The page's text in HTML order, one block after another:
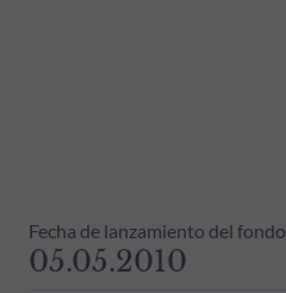
Fecha de lanzamiento del fondo
05.05.2010